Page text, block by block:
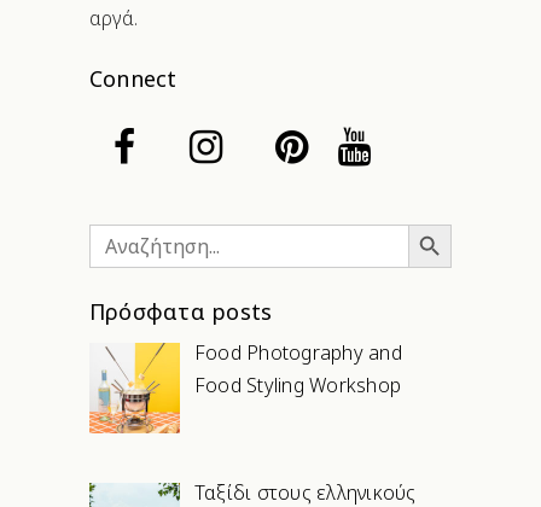
αργά.
Connect
Search
for:
Search Button
Πρόσφατα posts
Food Photography and
Food Styling Workshop
Ταξίδι στους ελληνικούς